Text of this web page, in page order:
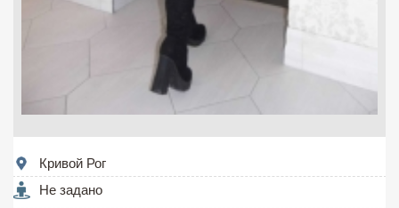
Кривой Рог
Не задано